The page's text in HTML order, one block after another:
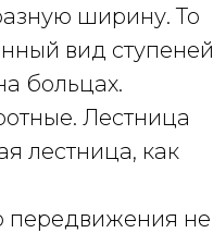
ширину. То
вид ступеней
больцах.
Лестница
лестница, как
передвижения не